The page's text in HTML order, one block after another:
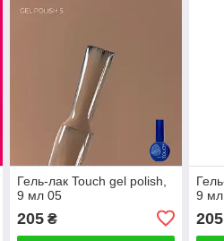
Гель-лак Touch gel polish,
9 мл 05
205₴
9
205